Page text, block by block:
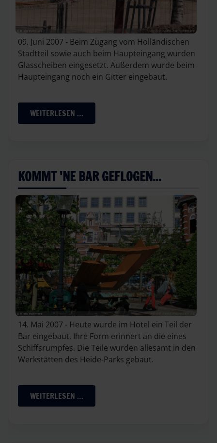
09. Juni 2007 - Beim Zugang vom Holländischen
Stadtteil sowie auch beim Haupteingang wurden
Glasscheiben eingesetzt. Außerdem wurde beim
Haupteingang noch ein Gitter eingebaut.
WEITERLESEN …
KOMMT 'NE BAR GEFLOGEN...
14. Mai 2007 - Heute wurde im Hotel ein Teil der
Bar eingebaut. Ihre Form erinnert an die eines
Schiffsrumpfes. Die Teile wurden allesamt in den
Werkstätten des Heide-Parks gebaut.
WEITERLESEN …